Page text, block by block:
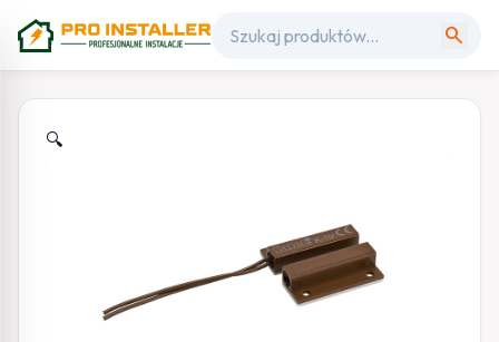
search
🔍